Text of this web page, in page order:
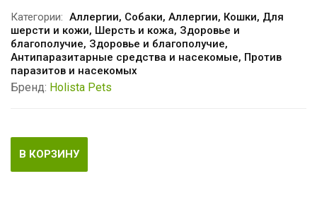
Категории: Аллергии, Собаки, Аллергии, Кошки, Для
шерсти и кожи, Шерсть и кожа, Здоровье и
благополучие, Здоровье и благополучие,
Антипаразитарные средства и насекомые, Против
паразитов и насекомых
Бренд: Holista Pets
В КОРЗИНУ